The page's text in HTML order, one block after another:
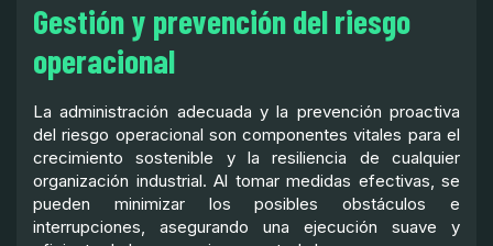
Gestión y prevención del riesgo
operacional
La administración adecuada y la prevención proactiva
del riesgo operacional son componentes vitales para el
crecimiento sostenible y la resiliencia de cualquier
organización industrial. Al tomar medidas efectivas, se
pueden minimizar los posibles obstáculos e
interrupciones, asegurando una ejecución suave y